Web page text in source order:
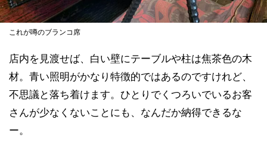
これが噂のブランコ席
店内を見渡せば、白い壁にテーブルや柱は焦茶色の木
材。青い照明がかなり特徴的ではあるのですけれど、
不思議と落ち着けます。ひとりでくつろいでいるお客
さんが少なくないことにも、なんだか納得できるな
ー。